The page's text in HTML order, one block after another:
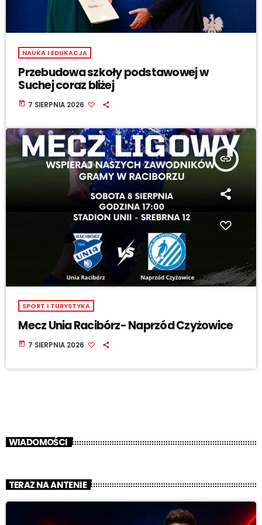
NAUKA I EDUKACJA
Przebudowa szkoły podstawowej w
Suchej coraz bliżej
today 7 SIERPNIA 2026
insert_link
SPORT I TURYSTYKA
Mecz Unia Racibórz- Naprzód Czyżowice
today 7 SIERPNIA 2026
WIADOMOŚCI
TERAZ NA ANTENIE